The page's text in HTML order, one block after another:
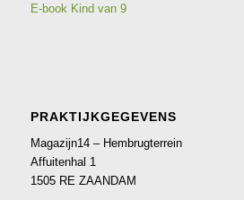
E-book Kind van 9
PRAKTIJKGEGEVENS
Magazijn14 – Hembrugterrein
Affuitenhal 1
1505 RE ZAANDAM